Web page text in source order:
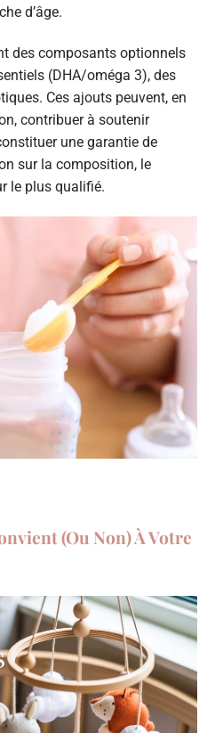
d’âge.
des composants optionnels
(DHA/oméga 3), des
Ces ajouts peuvent, en
contribuer à soutenir
une garantie de
sur la composition, le
le plus qualifié.
(ou Non) À Votre